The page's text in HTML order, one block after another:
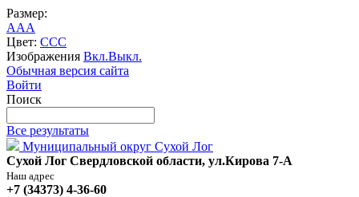
Размер:
AAA
Цвет: CCC
Изображения Вкл.Выкл.
Обычная версия сайта
Войти
Поиск
Все результаты
Муниципальный округ Сухой Лог
Сухой Лог Свердловской области, ул.Кирова 7-А
Наш адрес
+7 (34373) 4-36-60